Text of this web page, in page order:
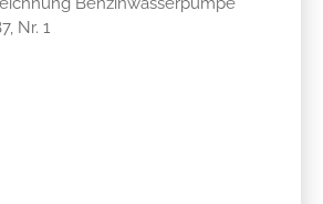
Nr. 1